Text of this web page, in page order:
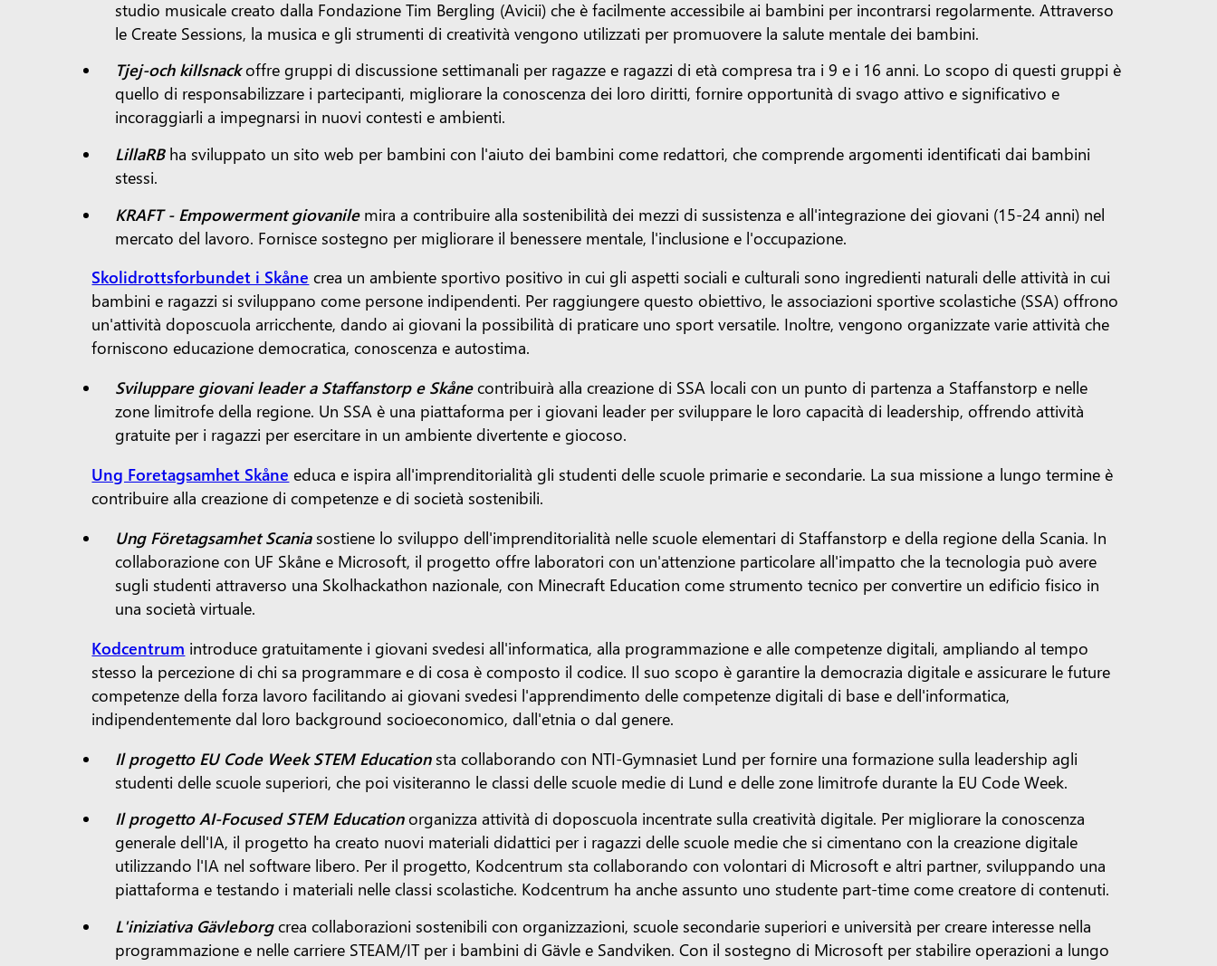
studio musicale creato dalla Fondazione Tim Bergling (Avicii) che è facilmente accessibile ai bambini per incontrarsi regolarmente. Attraverso
le Create Sessions, la musica e gli strumenti di creatività vengono utilizzati per promuovere la salute mentale dei bambini.
Tjej-och killsnackoffre gruppi di discussione settimanali per ragazze e ragazzi di età compresa tra i 9 e i 16 anni. Lo scopo di questi gruppi è
quello di responsabilizzare i partecipanti, migliorare la conoscenza dei loro diritti, fornire opportunità di svago attivo e significativo e
incoraggiarli a impegnarsi in nuovi contesti e ambienti.
LillaRBha sviluppato un sito web per bambini con l'aiuto dei bambini come redattori, che comprende argomenti identificati dai bambini
stessi.
KRAFT - Empowerment giovanilemira a contribuire alla sostenibilità dei mezzi di sussistenza e all'integrazione dei giovani (15-24 anni) nel
mercato del lavoro. Fornisce sostegno per migliorare il benessere mentale, l'inclusione e l'occupazione.
Skolidrottsforbundet i Skåne crea un ambiente sportivo positivo in cui gli aspetti sociali e culturali sono ingredienti naturali delle attività in cui
bambini e ragazzi si sviluppano come persone indipendenti. Per raggiungere questo obiettivo, le associazioni sportive scolastiche (SSA) offrono
un'attività doposcuola arricchente, dando ai giovani la possibilità di praticare uno sport versatile. Inoltre, vengono organizzate varie attività che
forniscono educazione democratica, conoscenza e autostima.
Sviluppare giovani leader a Staffanstorp e Skånecontribuirà alla creazione di SSA locali con un punto di partenza a Staffanstorp e nelle
zone limitrofe della regione. Un SSA è una piattaforma per i giovani leader per sviluppare le loro capacità di leadership, offrendo attività
gratuite per i ragazzi per esercitare in un ambiente divertente e giocoso.
Ung Foretagsamhet Skåne educa e ispira all'imprenditorialità gli studenti delle scuole primarie e secondarie. La sua missione a lungo termine è
contribuire alla creazione di competenze e di società sostenibili.
Ung Företagsamhet Scaniasostiene lo sviluppo dell'imprenditorialità nelle scuole elementari di Staffanstorp e della regione della Scania. In
collaborazione con UF Skåne e Microsoft, il progetto offre laboratori con un'attenzione particolare all'impatto che la tecnologia può avere
sugli studenti attraverso una Skolhackathon nazionale, con Minecraft Education come strumento tecnico per convertire un edificio fisico in
una società virtuale.
Kodcentrum introduce gratuitamente i giovani svedesi all'informatica, alla programmazione e alle competenze digitali, ampliando al tempo
stesso la percezione di chi sa programmare e di cosa è composto il codice. Il suo scopo è garantire la democrazia digitale e assicurare le future
competenze della forza lavoro facilitando ai giovani svedesi l'apprendimento delle competenze digitali di base e dell'informatica,
indipendentemente dal loro background socioeconomico, dall'etnia o dal genere.
Il progetto EU Code Week STEM Educationsta collaborando con NTI-Gymnasiet Lund per fornire una formazione sulla leadership agli
studenti delle scuole superiori, che poi visiteranno le classi delle scuole medie di Lund e delle zone limitrofe durante la EU Code Week.
Il progetto AI-Focused STEM Educationorganizza attività di doposcuola incentrate sulla creatività digitale. Per migliorare la conoscenza
generale dell'IA, il progetto ha creato nuovi materiali didattici per i ragazzi delle scuole medie che si cimentano con la creazione digitale
utilizzando l'IA nel software libero. Per il progetto, Kodcentrum sta collaborando con volontari di Microsoft e altri partner, sviluppando una
piattaforma e testando i materiali nelle classi scolastiche. Kodcentrum ha anche assunto uno studente part-time come creatore di contenuti.
L'iniziativa Gävleborgcrea collaborazioni sostenibili con organizzazioni, scuole secondarie superiori e università per creare interesse nella
programmazione e nelle carriere STEAM/IT per i bambini di Gävle e Sandviken. Con il sostegno di Microsoft per stabilire operazioni a lungo